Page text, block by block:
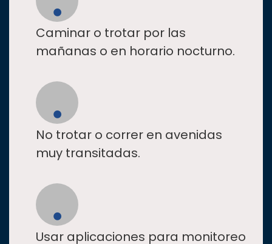
Caminar o trotar por las
mañanas o en horario nocturno.
No trotar o correr en avenidas
muy transitadas.
Usar aplicaciones para monitoreo